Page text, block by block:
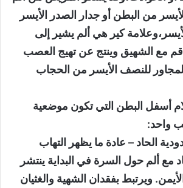
من البطن أو جدار الصدر الأيسر
كير هي ألم يشير إلى
مع الشهيق وينتج عن تهيج العصب
للنصف الأيسر من الحجاب
أسفل البطن التي تكون موضعية
واحد:
الحاد – عادة ما يظهر التهاب
مع ألم حول السرة في البداية ينتشر
ويرتبط بفقدان الشهية والغثيان